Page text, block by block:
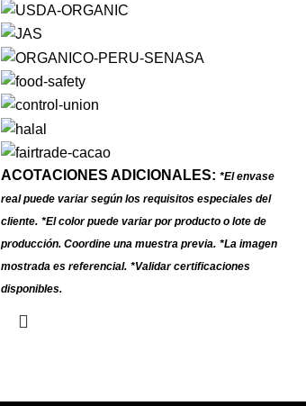
ACOTACIONES ADICIONALES: *El envase
real puede variar según los requisitos especiales del
cliente. *El color puede variar por producto o lote de
producción. Coordine una muestra previa. *La imagen
mostrada es referencial. *Validar certificaciones
disponibles.